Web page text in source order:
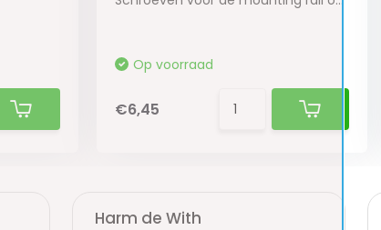
Op voorraad
€6,45